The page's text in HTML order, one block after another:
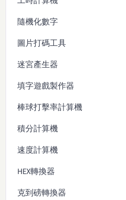
隨機化數字
圖片打碼工具
迷宮產生器
填字遊戲製作器
棒球打擊率計算機
積分計算機
速度計算機
HEX轉換器
克到磅轉換器